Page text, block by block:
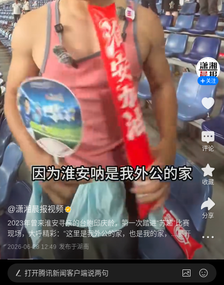
@潇湘晨报视频
2023年曾来淮安寻亲的台胞邱庆龄，第一次踏进“苏超”比赛
现场，大呼精彩：“这里是我外公的家，也是我的家，...展开
2026-06-28 12:49 发布于湖南
关注
1
评论
收藏
分享
打开腾讯新闻客户端说两句